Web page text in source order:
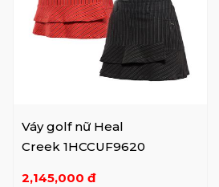
vào Frontiers mới, Henry
dụng chiếc mũi nhạy cảm
hiện mọi thay đổi của thời
hiệu Heal Creek đến
những người xung
mềm mại, quyến rũ của
có thể mang một khuôn
Váy golf nữ Heal
Creek 1HCCUF9620
2,145,000 đ